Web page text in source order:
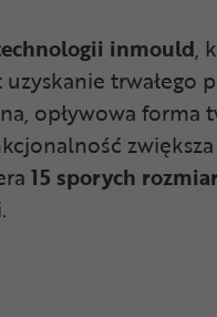
inmould,
trwałego
opływowa
15 sporych